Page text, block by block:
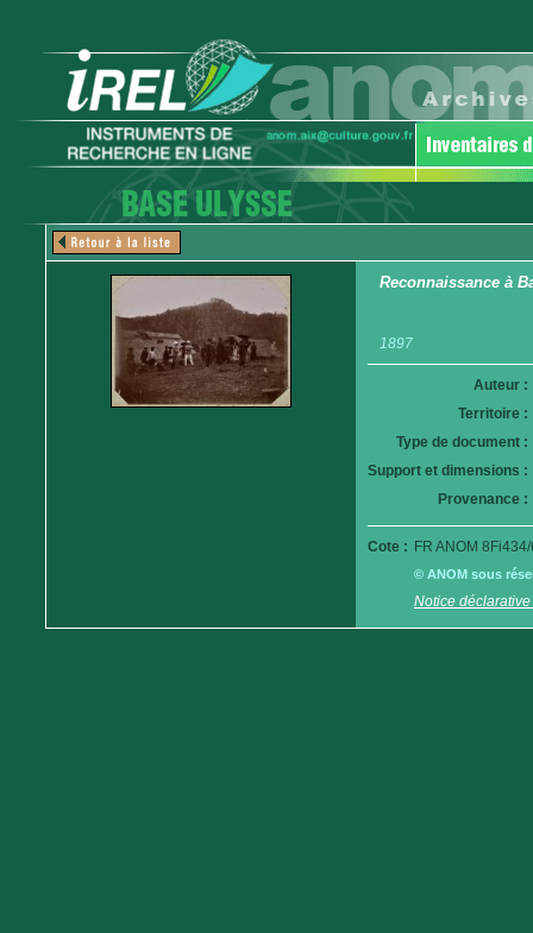
Reconnaissance à
1897
Auteur :
Territoire :
Type de document :
Support et dimensions :
Provenance :
Cote : FR ANOM
© ANOM sous
Notice